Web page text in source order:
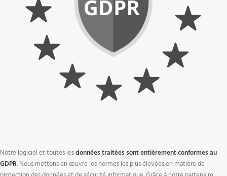
Notre logiciel et toutes lesdonnées traitées sont entièrement conformes au
GDPR. Nous mettons en œuvre les normes les plus élevées en matière de